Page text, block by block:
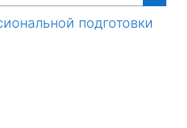
Поиск
подготовки